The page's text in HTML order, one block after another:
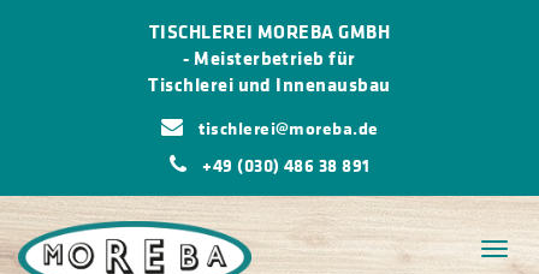
TISCHLEREI MOREBA GMBH
-Meisterbetrieb für
Tischlerei und Innenausbau
tischlerei@moreba.de
+49 (030) 486 38 891